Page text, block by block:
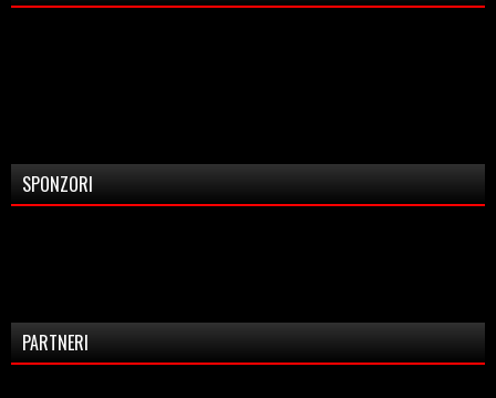
SPONZORI
PARTNERI